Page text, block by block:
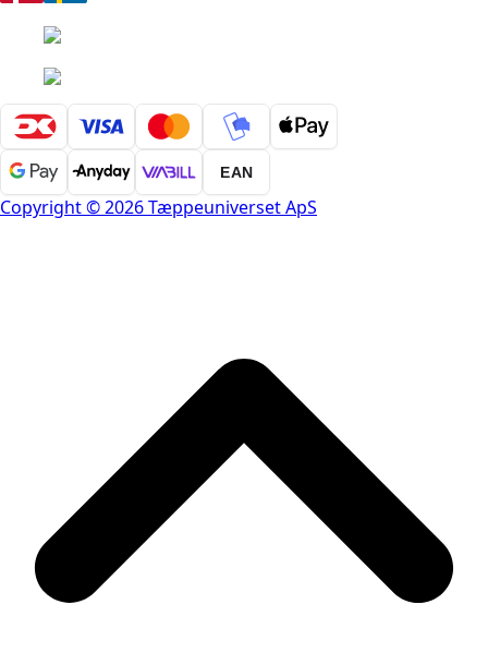
EAN
Copyright © 2026 Tæppeuniverset ApS